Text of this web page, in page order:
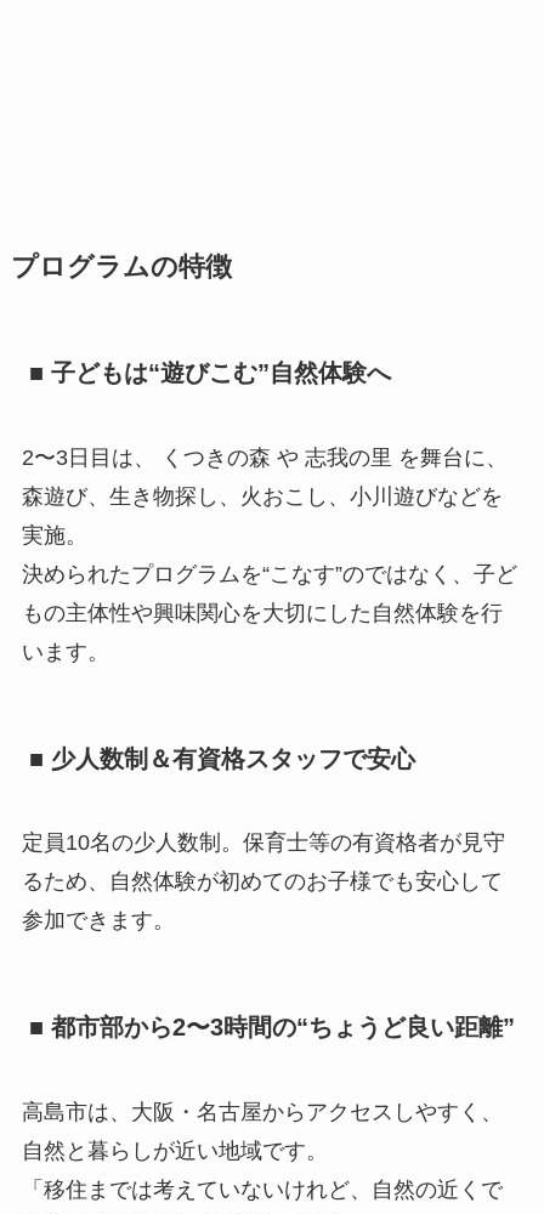
プログラムの特徴
■ 子どもは“遊びこむ”自然体験へ
2〜3日目は、 くつきの森 や 志我の里 を舞台に、
森遊び、生き物探し、火おこし、小川遊びなどを
実施。
決められたプログラムを“こなす”のではなく、子ど
もの主体性や興味関心を大切にした自然体験を行
います。
■ 少人数制＆有資格スタッフで安心
定員10名の少人数制。保育士等の有資格者が見守
るため、自然体験が初めてのお子様でも安心して
参加できます。
■ 都市部から2〜3時間の“ちょうど良い距離”
高島市は、大阪・名古屋からアクセスしやすく、
自然と暮らしが近い地域です。
「移住までは考えていないけれど、自然の近くで